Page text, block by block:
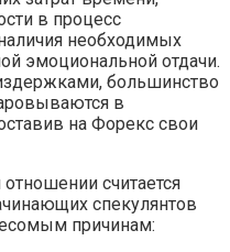
в процесс
необходимых
эмоциональной отдачи.
большинство
в
на Форекс свои
считается
спекулянтов
причинам: